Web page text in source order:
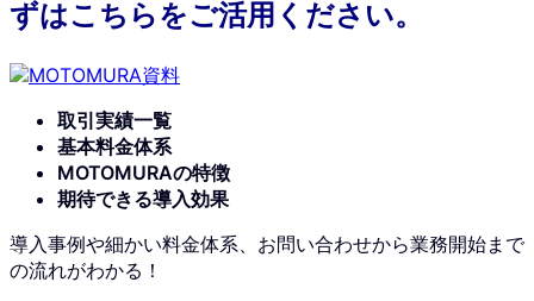
ずはこちらをご活用ください。
取引実績一覧
基本料金体系
MOTOMURAの特徴
期待できる導入効果
導入事例や細かい料金体系、お問い合わせから業務開始まで
の流れがわかる！